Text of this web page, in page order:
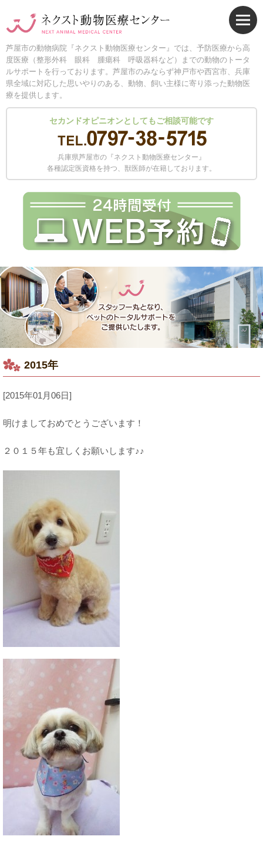
芦屋市の動物病院『ネクスト動物医療センター』では、予防医療から高
度医療（整形外科 眼科 腫瘍科 呼吸器科など）までの動物のトータ
ルサポートを行っております。芦屋市のみならず神戸市や西宮市、兵庫
県全域に対応した思いやりのある、動物、飼い主様に寄り添った動物医
療を提供します。
セカンドオピニオンとしてもご相談可能です
兵庫県芦屋市の『ネクスト動物医療センター』
各種認定医資格を持つ、獣医師が在籍しております。
2015年
[2015年01月06日]
明けましておめでとうございます！
２０１５年も宜しくお願いします♪♪